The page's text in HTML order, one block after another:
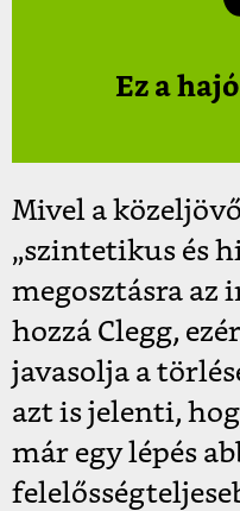
Ez a
Mivel a
„szintetikus és
megosztásra az
hozzá Clegg,
javasolja a
azt is jelenti,
már egy lépés